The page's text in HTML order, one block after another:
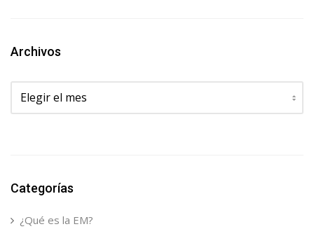
Archivos
Archivos
Categorías
¿Qué es la EM?